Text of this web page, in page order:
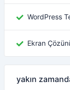
WordPress
Ekran
yakın